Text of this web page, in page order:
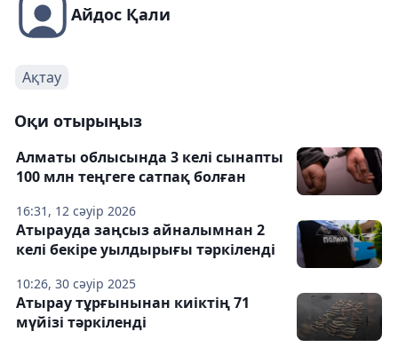
Айдос Қали
Ақтау
Оқи отырыңыз
16:31, 12 сәуір 2026
Алматы облысында 3 келі сынапты
100 млн теңгеге сатпақ болған
10:26, 30 сәуір 2025
Атырауда заңсыз айналымнан 2
келі бекіре уылдырығы тәркіленді
Атырау тұрғынынан киіктің 71
мүйізі тәркіленді